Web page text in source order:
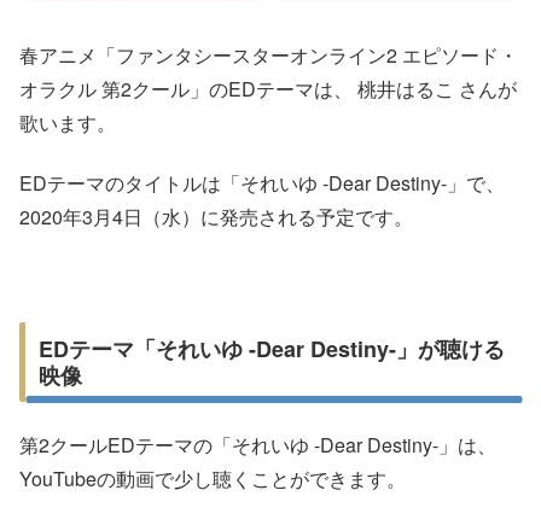
春アニメ「ファンタシースターオンライン2 エピソード・
オラクル 第2クール」のEDテーマは、 桃井はるこ さんが
歌います。
EDテーマのタイトルは「それいゆ -Dear Destiny-」で、
2020年3月4日（水）に発売される予定です。
EDテーマ「それいゆ -Dear Destiny-」が聴ける
映像
第2クールEDテーマの「それいゆ -Dear Destiny-」は、
YouTubeの動画で少し聴くことができます。